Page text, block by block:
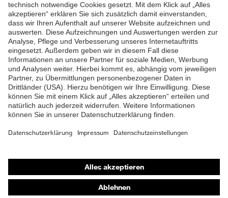
ZUM NEWSLETTER ANMELDEN
Online-Shop für B2B-Kunden
Online-Shop für Personaldienstleister